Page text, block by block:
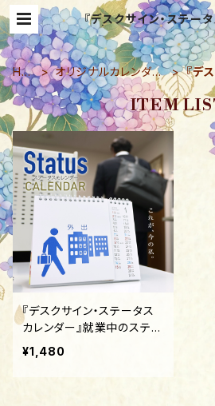
『デスクサイン・ステー
ー』 | B’s Style（ビーズ
生活にアイディア
HO
ME
オリジナルカレンダー
（2026）
『デ
レン
ITEM
『デスクサイン・ステータス
カレンダー』就業中のステー
タス（状況）を両面で絵柄と
文字で表示遺します。絵柄と
¥1,480